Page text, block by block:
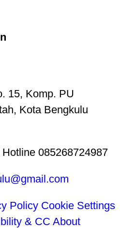
15, Komp. PU
Kota Bengkulu
085268724987
Policy Cookie Settings
& CC About